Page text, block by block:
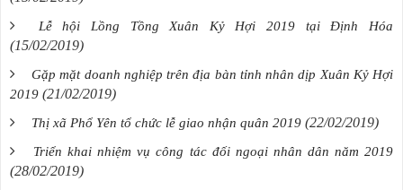
Lễ hội Lồng Tồng Xuân Kỷ Hợi 2019 tại Định Hóa
(15/02/2019)
Gặp mặt doanh nghiệp trên địa bàn tỉnh nhân dịp Xuân Kỷ Hợi
2019 (21/02/2019)
Thị xã Phổ Yên tổ chức lễ giao nhận quân 2019 (22/02/2019)
Triển khai nhiệm vụ công tác đối ngoại nhân dân năm 2019
(28/02/2019)